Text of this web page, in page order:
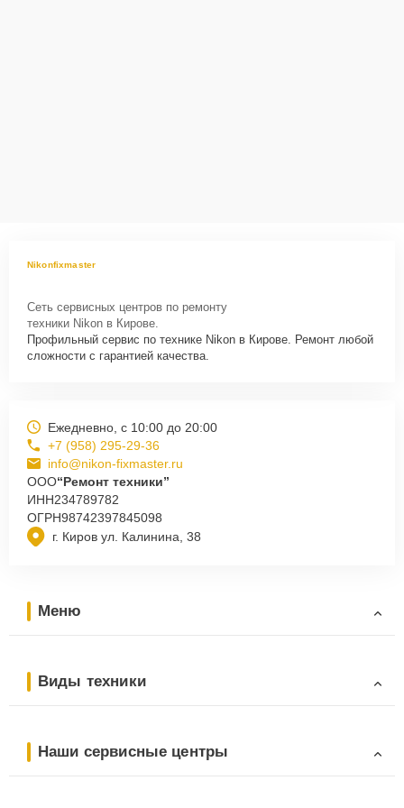
Nikonfixmaster
Сеть сервисных центров по ремонту
техники Nikon в Кирове.
Профильный сервис по технике Nikon в Кирове. Ремонт любой
сложности с гарантией качества.
г. Киров ул. Калинина, 38
Ежедневно, с 10:00 до 20:00
+7 (958) 295-29-36
info@nikon-fixmaster.ru
ООО“Ремонт техники”
ИНН234789782
ОГРН98742397845098
Меню
Виды техники
Наши сервисные центры